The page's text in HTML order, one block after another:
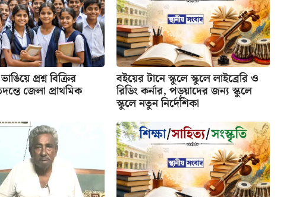
প্রশ্ন বিক্রির
জেলা প্রাথমিক
বইয়ের টানে স্কুলে স্কুলে লাইব্রেরি ও
রিডিং কর্নার, পড়ুয়াদের জন্য স্কুলে
স্কুলে নতুন নির্দেশিকা